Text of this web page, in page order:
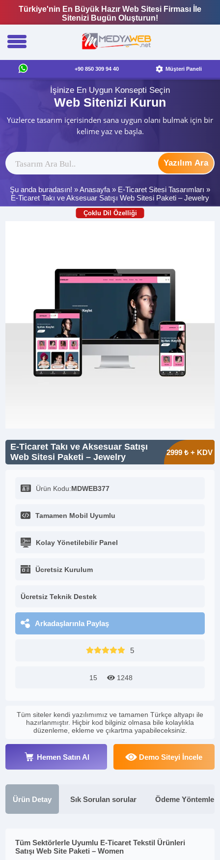
Türkiye'nin En Büyük Hazır Web Sitesi Firması İle
Sitenizi Bugün Oluşturun!
+90 850 309 94 40 Müşteri Paneli
İşinize En Uygun Konsepti Seçin
Web Sitenizi Kurun
Yüzlerce tasarım içerisinden sana uygun olanı bulmak için bir
kelime yaz ve başla.
Yazılım Ara
Şu anda buradasın! »Anasayfa » E-Ticaret Sitesi Tasarımları »
E-Ticaret Takı ve Aksesuar Satışı Web Sitesi Paketi – Jewelry
Çoklu Dil Özelliği
E-Ticaret Takı ve Aksesuar Satışı
Web Sitesi Paketi – Jewelry
2999 ₺ + KDV
Ürün Kodu:MDWEB377
Tamamen Mobil Uyumlu
Kolay Yönetilebilir Panel
Ücretsiz Kurulum
Ücretsiz Teknik Destek
Arkadaşlarınla Paylaş
5
15 1248
Tüm siteler kendi yazılımımız ve tamamen Türkçe altyapı ile
hazırlanmıştır. Hiçbir kod bilginiz olmasa bile kolaylıkla
düzenleme, ekleme ve çıkartma yapabileceksiniz.
Hemen Satın Al Demo Siteyi İncele
Ürün Detay Sık Sorulan sorular Ödeme Yöntemleri
Tüm Sektörlerle Uyumlu E-Ticaret Tekstil Ürünleri
Satışı Web Site Paketi – Women